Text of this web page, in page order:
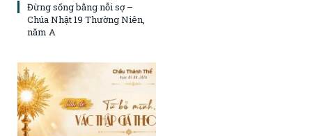
Đừng sống bằng nỗi sợ –
Chúa Nhật 19 Thường Niên,
năm A